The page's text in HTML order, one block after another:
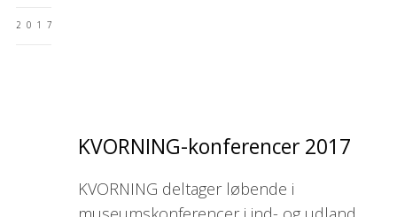
2017
KVORNING-konferencer 2017
KVORNING deltager løbende i